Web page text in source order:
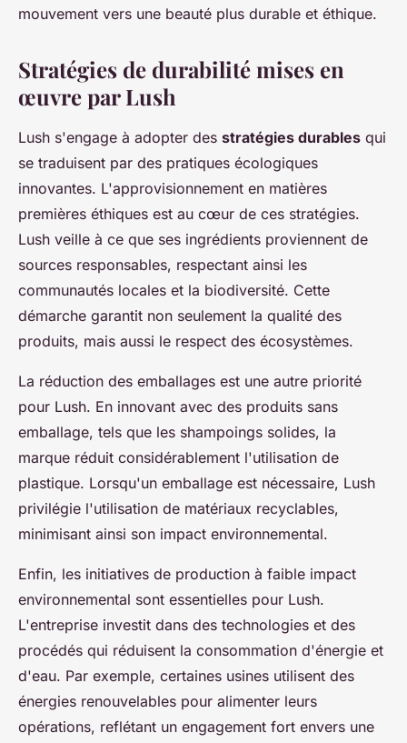
mouvement vers une beauté plus durable et éthique.
Stratégies de durabilité mises en
œuvre par Lush
Lush s'engage à adopter des stratégies durables qui
se traduisent par des pratiques écologiques
innovantes. L'approvisionnement en matières
premières éthiques est au cœur de ces stratégies.
Lush veille à ce que ses ingrédients proviennent de
sources responsables, respectant ainsi les
communautés locales et la biodiversité. Cette
démarche garantit non seulement la qualité des
produits, mais aussi le respect des écosystèmes.
La réduction des emballages est une autre priorité
pour Lush. En innovant avec des produits sans
emballage, tels que les shampoings solides, la
marque réduit considérablement l'utilisation de
plastique. Lorsqu'un emballage est nécessaire, Lush
privilégie l'utilisation de matériaux recyclables,
minimisant ainsi son impact environnemental.
Enfin, les initiatives de production à faible impact
environnemental sont essentielles pour Lush.
L'entreprise investit dans des technologies et des
procédés qui réduisent la consommation d'énergie et
d'eau. Par exemple, certaines usines utilisent des
énergies renouvelables pour alimenter leurs
opérations, reflétant un engagement fort envers une